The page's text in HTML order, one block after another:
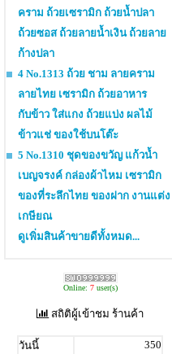
คราม ถ้วยเซรามิก ถ้วยน้ำปลา
ถ้วยซอส ถ้วยลายน้ำเงิน ถ้วยลาย
ก้างปลา
4 No.1313 ถ้วย ชาม ลายคราม
ลายไทย เซรามิก ถ้วยอาหาร
กับข้าว ใส่แกง ถ้วยแบ่ง ผลไม้
ข้าวแช่ ของใช้บนโต๊ะ
5 No.1310 ชุดของขวัญ แก้วน้ำ
เบญจรงค์ กล่องผ้าไหม เซรามิก
ของที่ระลึกไทย ของฝาก งานแต่ง
เกษียณ
ดูเพิ่มสินค้าขายดีทั้งหมด...
Online: 7user(s)
สถิติผู้เข้าชม ร้านค้า
วันนี้
350